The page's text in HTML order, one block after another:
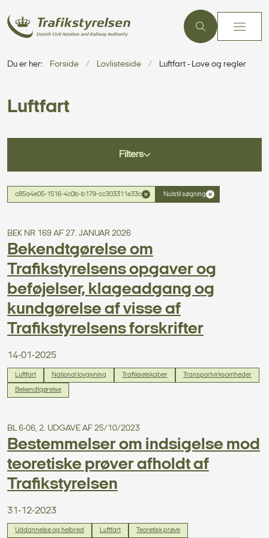
Du er her: Forside Lovlisteside Luftfart - Love og regler
Luftfart
Filters
c85a4e05-1516-4c0b-b179-cc303311e33c Nulstil søgning
BEK NR 169 AF 27. JANUAR 2026
Bekendtgørelse om
Trafikstyrelsens opgaver og
beføjelser, klageadgang og
kundgørelse af visse af
Trafikstyrelsens forskrifter
14-01-2025
Luftfart National lovgivning Trafikselskaber Transportvirksomheder
Bekendtgørelse
BL 6-06, 2. UDGAVE AF 25/10/2023
Bestemmelser om indsigelse mod
teoretiske prøver afholdt af
Trafikstyrelsen
31-12-2023
Uddannelse og helbred Luftfart Teoretisk prøve